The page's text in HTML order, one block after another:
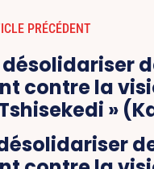
PRÉCÉDENT
désolidariser